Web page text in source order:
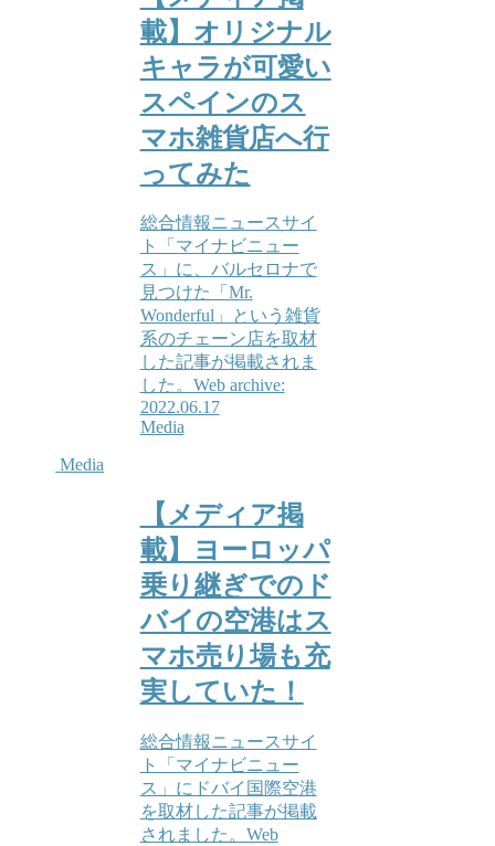
載】オリジナル
キャラが可愛い
スペインのス
マホ雑貨店へ行
ってみた
総合情報ニュースサイ
ト「マイナビニュー
ス」に、バルセロナで
見つけた「Mr.
Wonderful」という雑貨
系のチェーン店を取材
した記事が掲載されま
した。Web archive:
2022.06.17
Media
Media
【メディア掲
載】ヨーロッパ
乗り継ぎでのド
バイの空港はス
マホ売り場も充
実していた！
総合情報ニュースサイ
ト「マイナビニュー
ス」にドバイ国際空港
を取材した記事が掲載
されました。Web